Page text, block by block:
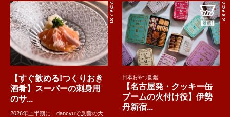
2026.7.31
【すぐ飲める!つくりおき
酒肴】スーパーの刺身用
のサ...
2026年上半期に、dancyuで反響の大
2026.8.2
日本おやつ図鑑
【名古屋発・クッキー缶
ブームの火付け役】伊勢
丹新宿...